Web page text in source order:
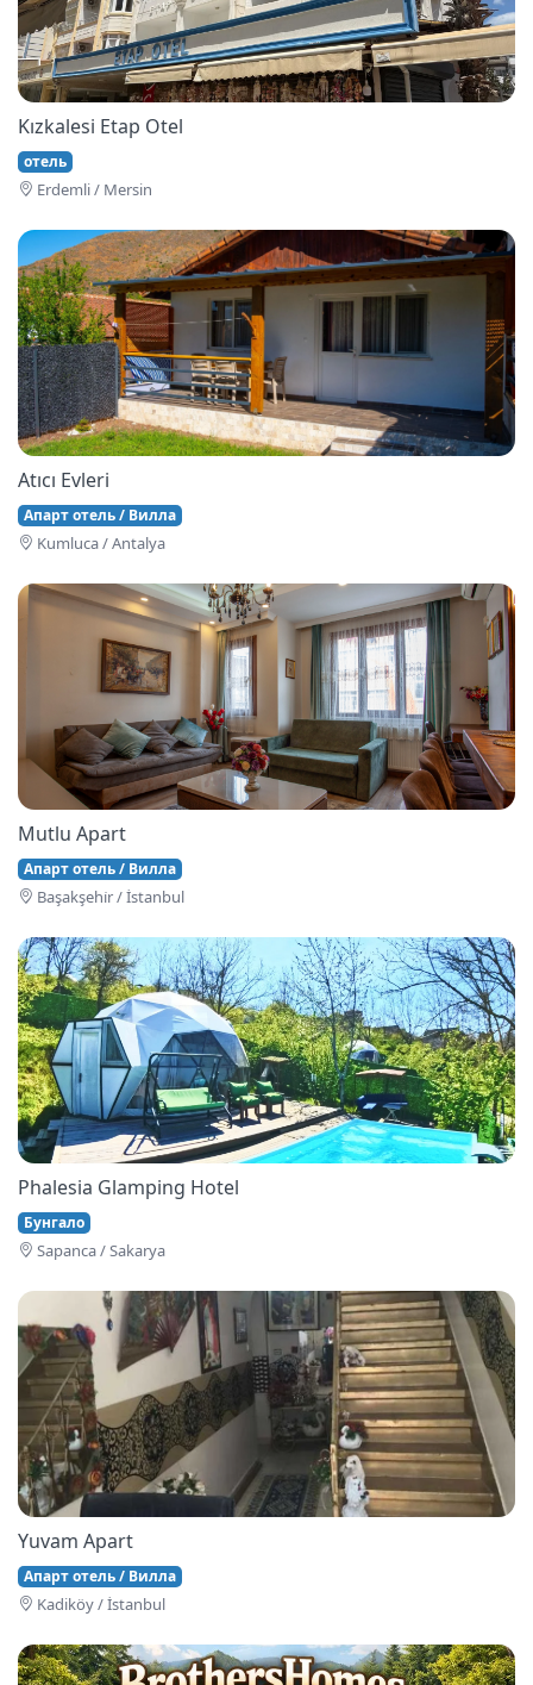
Kızkalesi Etap Otel
отель
Erdemli / Mersin
Atıcı Evleri
Апарт отель / Вилла
Kumluca / Antalya
Mutlu Apart
Апарт отель / Вилла
Başakşehi̇r / İstanbul
Phalesia Glamping Hotel
Бунгало
Sapanca / Sakarya
Yuvam Apart
Апарт отель / Вилла
Kadiköy / İstanbul